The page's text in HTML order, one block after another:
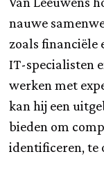
nauwe
zoals financiële
IT-specialisten
werken met
kan hij een
bieden om
identificeren, te